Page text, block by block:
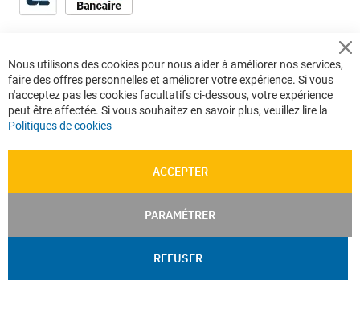
Nous utilisons des cookies pour nous aider à améliorer nos services,
faire des offres personnelles et améliorer votre expérience. Si vous
n'acceptez pas les cookies facultatifs ci-dessous, votre expérience
peut être affectée. Si vous souhaitez en savoir plus, veuillez lire la
Politiques de cookies
ACCEPTER
PARAMÉTRER
REFUSER